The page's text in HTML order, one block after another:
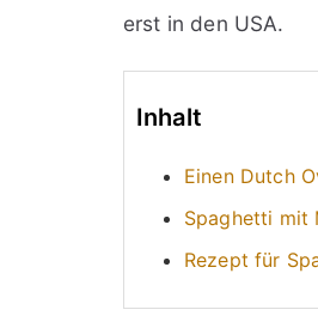
erst in den USA.
Inhalt
Einen Dutch
Spaghetti mit
Rezept für